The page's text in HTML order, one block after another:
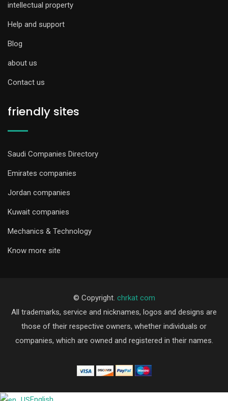
intellectual property
Help and support
Blog
about us
Contact us
friendly sites
Saudi Companies Directory
Emirates companies
Jordan companies
Kuwait companies
Mechanics & Technology
Know more site
© Copyright. chrkat com
All trademarks, service and nicknames, logos and designs are
those of their respective owners, whether individuals or
companies, which are owned and registered in their names.